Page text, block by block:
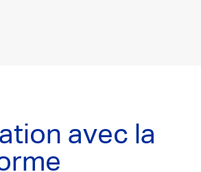
avec la